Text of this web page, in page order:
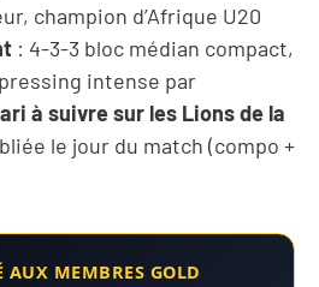
champion d’Afrique U20
: 4-3-3 bloc médian compact,
intense par
à suivre sur les Lions de la
le jour du match (compo +
AUX MEMBRES GOLD